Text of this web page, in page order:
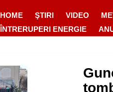
HOME ŞTIRI VIDEO
ÎNTRERUPERI ENERGIE